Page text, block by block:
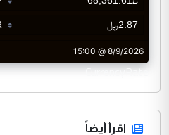
CurrencyRate
اقرأ أيضاً